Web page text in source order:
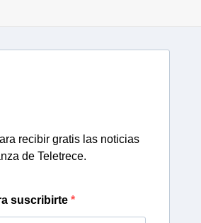
recibir gratis las noticias
de Teletrece.
suscribirte